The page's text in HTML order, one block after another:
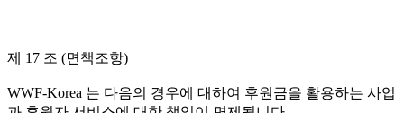
제 17 조 (면책조항)
WWF-Korea 는 다음의 경우에 대하여 후원금을 활용하는 사업